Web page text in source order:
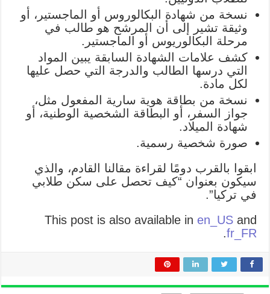
نسخة من شهادة البكالوروس أو الماجستير، أو
وثيقة تشير إلى أن المرشح هو طالب في
مرحلة البكالوريوس أو الماجستير.
كشف علامات الشهادة السابقة يبين المواد
التي درسها الطالب والدرجة التي حصل عليها
لكل مادة.
نسخة من بطاقة هوية سارية المفعول مثل،
جواز السفر، أو البطاقة الشخصية الوطنية، أو
شهادة الميلاد.
صورة شخصية رسمية.
ابقوا بالقرب دومًا لقراءة مقالنا القادم، والذي
سيكون بعنوان “كيف تحصل على سكن طلابي
في تركيا”.
This post is also available in en_USand
fr_FR
.